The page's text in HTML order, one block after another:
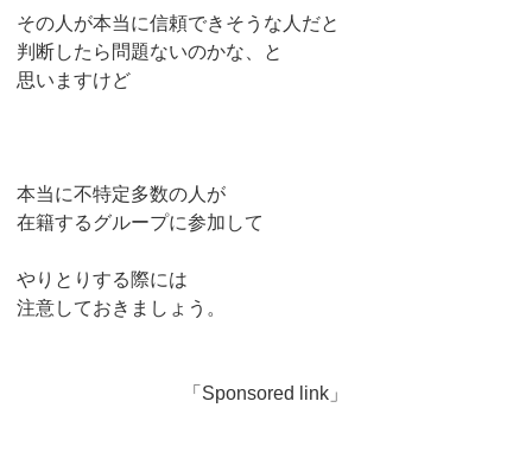
その人が本当に信頼できそうな人だと
判断したら問題ないのかな、と
思いますけど
本当に不特定多数の人が
在籍するグループに参加して
やりとりする際には
注意しておきましょう。
「Sponsored link」